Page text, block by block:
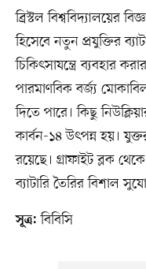
ব্রিস্টল বিশ্ববিদ্যালয়ের
হিসেবে নতুন প্রযুক্তির
চিকিৎসাযন্ত্রে ব্যবহার
পারমাণবিক বর্জ্য
দিতে পারে। কিছু
কার্বন-১৪ উৎপন্ন হয়।
রয়েছে। গ্রাফাইট ব্লক
ব্যাটারি তৈরির বিশাল
সূত্র: বিবিসি